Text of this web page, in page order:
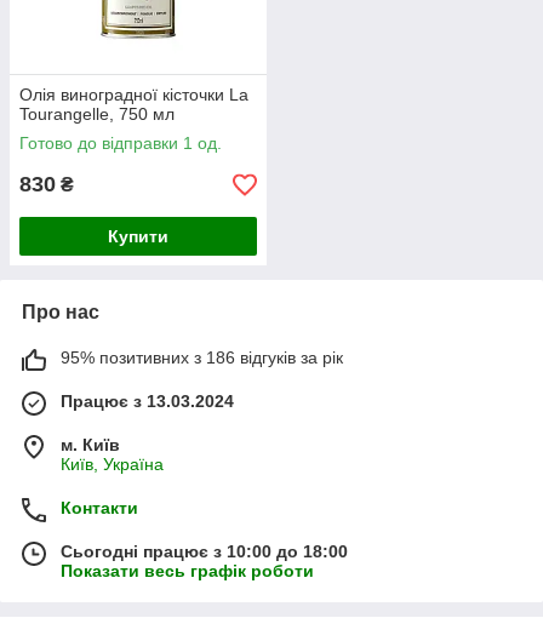
Олія виноградної кісточки La
Tourangelle, 750 мл
Готово до відправки 1 од.
830 ₴
Купити
Про нас
95% позитивних з 186 відгуків за рік
Працює з 13.03.2024
м. Київ
Київ, Україна
Контакти
Сьогодні працює з 10:00 до 18:00
Показати весь графік роботи